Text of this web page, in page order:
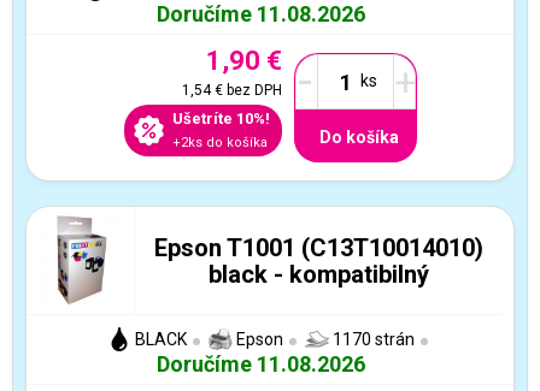
Doručíme 11.08.2026
1,90 €
1,54 €bez DPH
Ušetríte 10%!
+2ks do košíka
- +
Do košíka
Epson T1001 (C13T10014010)
black - kompatibilný
BLACK Epson 1170 strán
Doručíme 11.08.2026